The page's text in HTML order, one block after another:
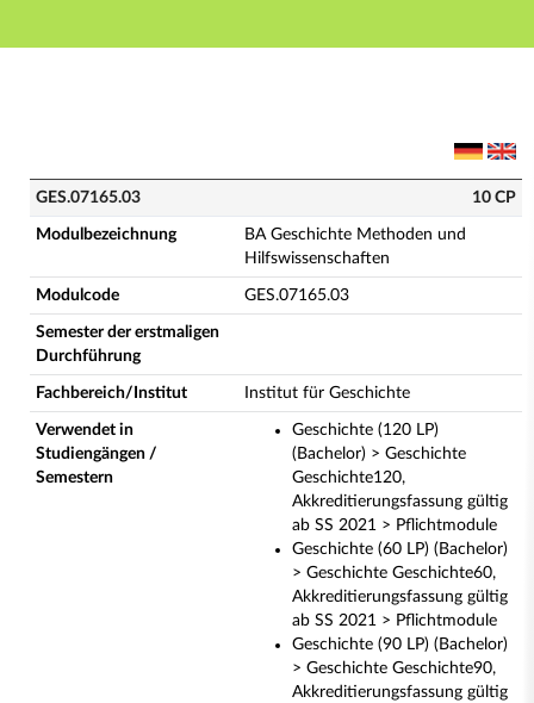
Hauptnavigation
GES.07165.03 - BA Geschichte Methoden und
GES.07165.03 10 CP
Modulbezeichnung
BA Geschichte Methoden und
Hilfswissenschaften
Modulcode GES.07165.03
Semester der erstmaligen
Durchführung
Fachbereich/Institut Institut für Geschichte
Verwendet in
Studiengängen /
Semestern
Geschichte (120 LP)
(Bachelor) > Geschichte
Geschichte120,
Akkreditierungsfassung gültig
ab SS 2021 > Pflichtmodule
Geschichte (60 LP) (Bachelor)
> Geschichte Geschichte60,
Akkreditierungsfassung gültig
ab SS 2021 > Pflichtmodule
Geschichte (90 LP) (Bachelor)
> Geschichte Geschichte90,
Akkreditierungsfassung gültig